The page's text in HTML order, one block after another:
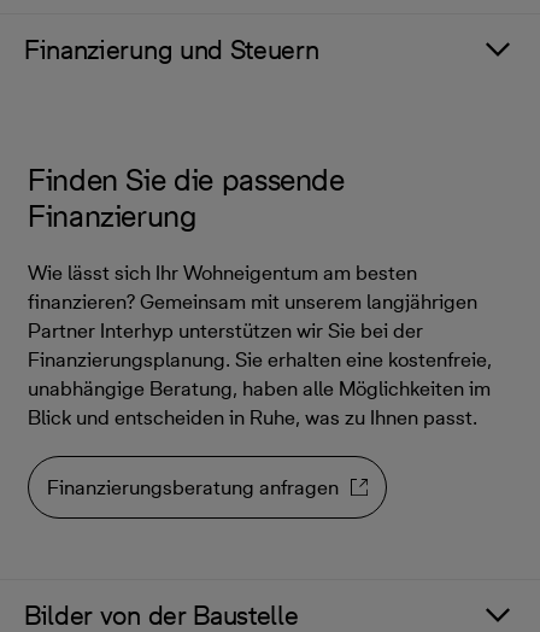
Finanzierung und Steuern
Finden Sie die passende
Finanzierung
Wie lässt sich Ihr Wohneigentum am besten
finanzieren? Gemeinsam mit unserem langjährigen
Partner Interhyp unterstützen wir Sie bei der
Finanzierungsplanung. Sie erhalten eine kostenfreie,
unabhängige Beratung, haben alle Möglichkeiten im
Blick und entscheiden in Ruhe, was zu Ihnen passt.
Finanzierungsberatung anfragen
Bilder von der Baustelle